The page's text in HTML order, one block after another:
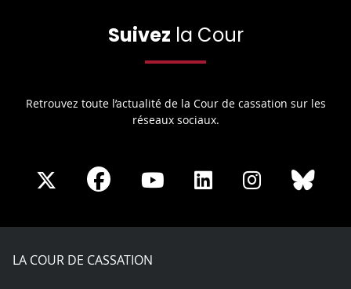
Suivez la Cour
Retrouvez toute l’actualité de la Cour de cassation sur les
réseaux sociaux.
Share
X
Share
Facebook
Share
Youtube
Share
LinkedIn
Share
Instagram
LA COUR DE CASSATION